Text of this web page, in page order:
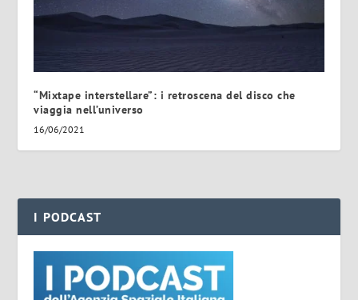
“Mixtape interstellare”: i retroscena del disco che
viaggia nell’universo
16/06/2021
I PODCAST